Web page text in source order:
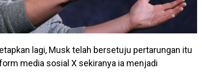
lagi, Musk telah bersetuju pertarungan itu
media sosial X sekiranya ia menjadi